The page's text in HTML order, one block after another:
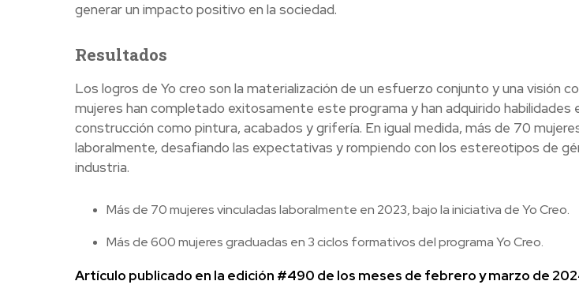
generar un impacto positivo en la sociedad.
Resultados
Los logros de Yo creo son la materialización de un esfuerzo conjunto y una visión
mujeres han completado exitosamente este programa y han adquirido habilidades
construcción como pintura, acabados y grifería. En igual medida, más de 70
laboralmente, desafiando las expectativas y rompiendo con los estereotipos de
industria.
Más de 70 mujeres vinculadas laboralmente en 2023, bajo la iniciativa de Yo Creo.
Más de 600 mujeres graduadas en 3 ciclos formativos del programa Yo Creo.
Artículo publicado en la edición #490 de los meses de febrero y marzo de